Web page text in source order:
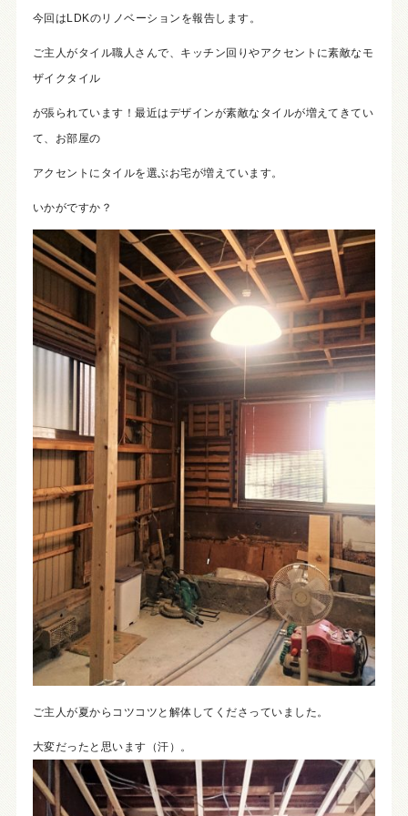
今回はLDKのリノベーションを報告します。
ご主人がタイル職人さんで、キッチン回りやアクセントに素敵なモ
ザイクタイル
が張られています！最近はデザインが素敵なタイルが増えてきてい
て、お部屋の
アクセントにタイルを選ぶお宅が増えています。
いかがですか？
ご主人が夏からコツコツと解体してくださっていました。
大変だったと思います（汗）。